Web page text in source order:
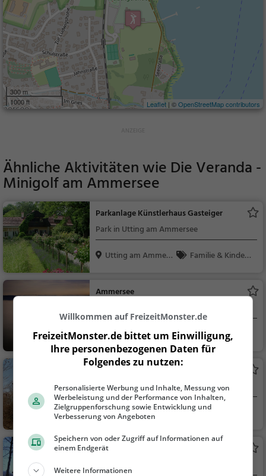
300 m
1000 ft
Leaflet | ©OpenStreetMap contributors
Ähnliche Aktivitäten wie Die Veranda -
Minigolf am Ammersee
Parkanlage Künstlerhaus Gasteiger
Park in Utting am Ammersee
Utting am Ammers
Familie & Kinder,
Ammersee
Herrsching am Am
mers...
Familie & Kinder,
Natur, See
Schloss Greifenberg
Adelssitz in Greifenberg
Greifenberg
Familie & Kinder,
Kurpark
Park in Herrsching am Ammersee
Willkommen auf FreizeitMonster.de
FreizeitMonster.de bittet um Einwilligung,
Ihre personenbezogenen Daten für
Folgendes zu nutzen:
Personalisierte Werbung und Inhalte, Messung von
Werbeleistung und der Performance von Inhalten,
Zielgruppenforschung sowie Entwicklung und
Verbesserung von Angeboten
Speichern von oder Zugriff auf Informationen auf
einem Endgerät
Weitere Informationen